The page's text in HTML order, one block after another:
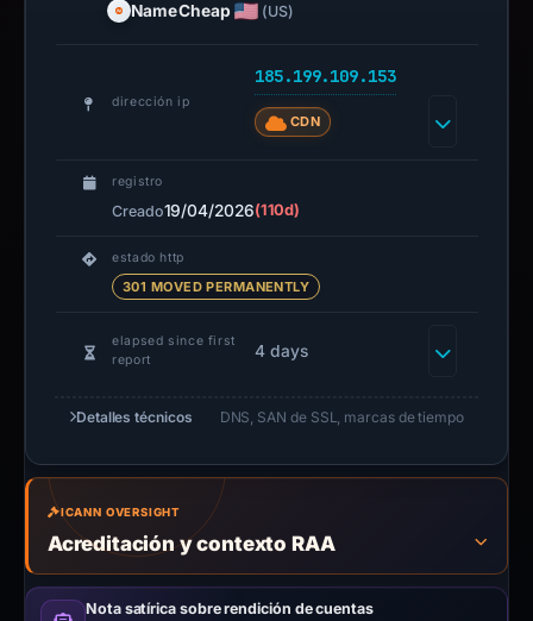
NameCheap (US)
dirección ip
185.199.109.153
CDN
registro
Creado19/04/2026(110d)
estado http
301 MOVED PERMANENTLY
elapsed since first
report
4 days
Detalles técnicos DNS, SAN de SSL, marcas de tiempo
ICANN OVERSIGHT
Acreditación y contexto RAA
Nota satírica sobre rendición de cuentas